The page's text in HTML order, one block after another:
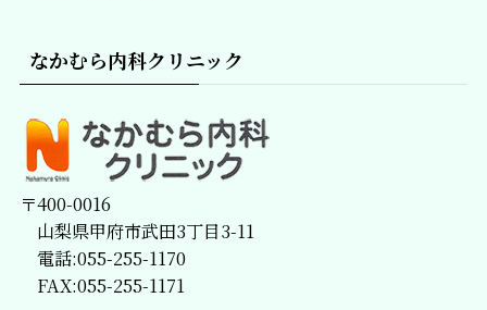
なかむら内科クリニック
〒400-0016
山梨県甲府市武田3丁目3-11
電話:055-255-1170
FAX:055-255-1171